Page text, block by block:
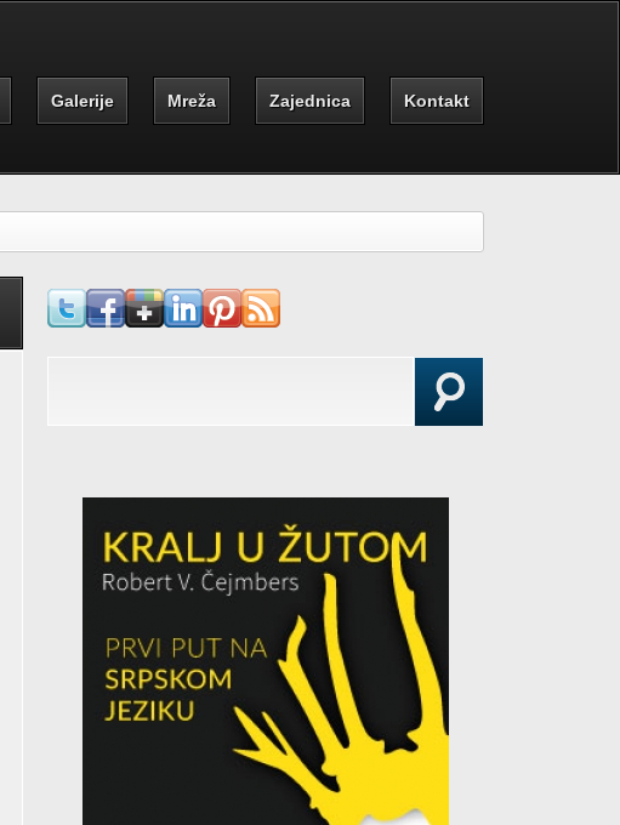
Galerije Mreža Zajednica Kontakt